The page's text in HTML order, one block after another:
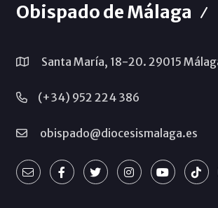
Obispado de Málaga
Santa María, 18-20. 29015
(+34) 952 224 386
obispado@diocesismalaga.es